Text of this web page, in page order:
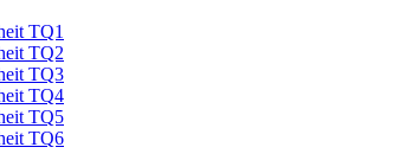
TQ1
TQ2
TQ3
TQ4
TQ5
TQ6